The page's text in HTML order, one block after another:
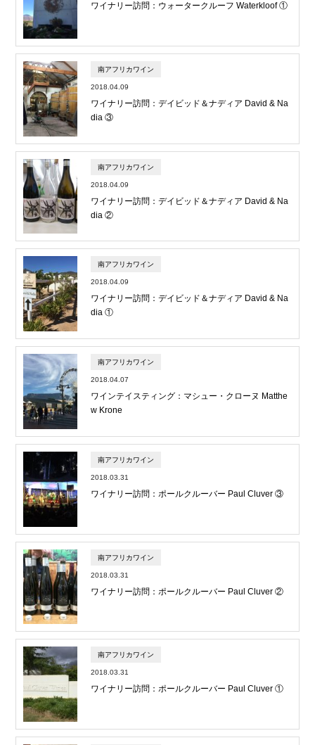
ワイナリー訪問：ウォータークルーフ Waterkloof ①
南アフリカワイン
2018.04.09
ワイナリー訪問：デイビッド＆ナディア David & Na
dia ③
南アフリカワイン
2018.04.09
ワイナリー訪問：デイビッド＆ナディア David & Na
dia ②
南アフリカワイン
2018.04.09
ワイナリー訪問：デイビッド＆ナディア David & Na
dia ①
南アフリカワイン
2018.04.07
ワインテイスティング：マシュー・クローヌ Matthe
w Krone
南アフリカワイン
2018.03.31
ワイナリー訪問：ポールクルーバー Paul Cluver ③
南アフリカワイン
2018.03.31
ワイナリー訪問：ポールクルーバー Paul Cluver ②
南アフリカワイン
2018.03.31
ワイナリー訪問：ポールクルーバー Paul Cluver ①